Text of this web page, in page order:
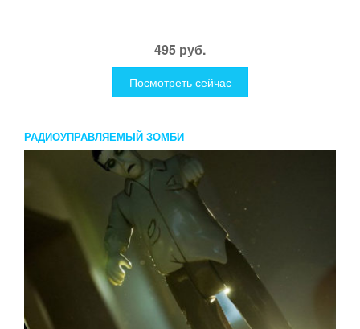
495 руб.
Посмотреть сейчас
РАДИОУПРАВЛЯЕМЫЙ ЗОМБИ